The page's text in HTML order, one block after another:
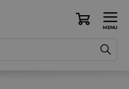
Nákupný